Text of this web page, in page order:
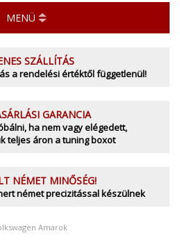
MENÜ
SZÁLLÍTÁS
a rendelési értéktől függetlenül!
GARANCIA
ha nem vagy elégedett,
teljes áron a tuning boxot
NÉMET MINŐSÉG!
német precizitással készülnek
Amarok